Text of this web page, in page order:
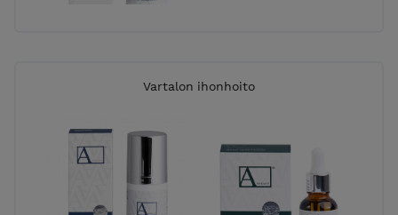
Vartalon ihonhoito